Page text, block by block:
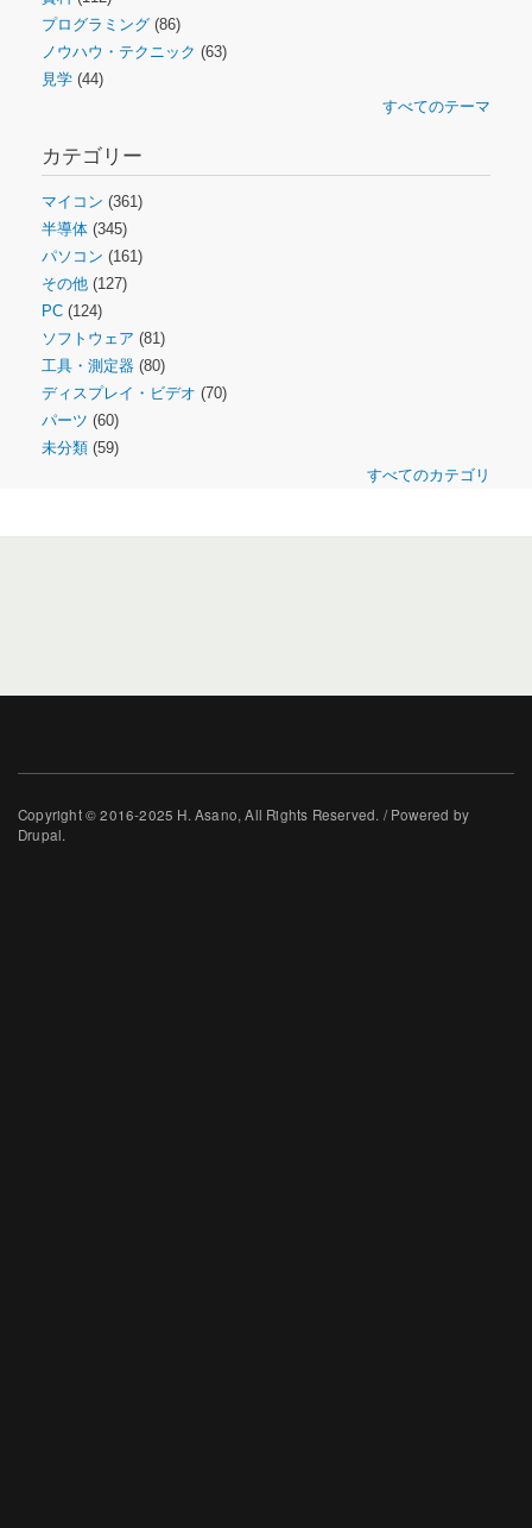
プログラミング (86)
ノウハウ・テクニック (63)
見学 (44)
すべてのテーマ
カテゴリー
マイコン (361)
半導体 (345)
パソコン (161)
その他 (127)
PC (124)
ソフトウェア (81)
工具・測定器 (80)
ディスプレイ・ビデオ (70)
パーツ (60)
未分類 (59)
すべてのカテゴリ
Copyright © 2016-2025 H. Asano, All Rights Reserved. / Powered by
Drupal.